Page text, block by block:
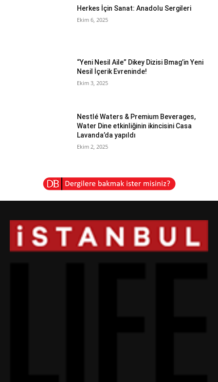
Herkes İçin Sanat: Anadolu Sergileri
Ekim 6, 2025
“Yeni Nesil Aile” Dikey Dizisi Bmag’in Yeni
Nesil İçerik Evreninde!
Ekim 3, 2025
Nestlé Waters & Premium Beverages,
Water Dine etkinliğinin ikincisini Casa
Lavanda’da yapıldı
Ekim 2, 2025